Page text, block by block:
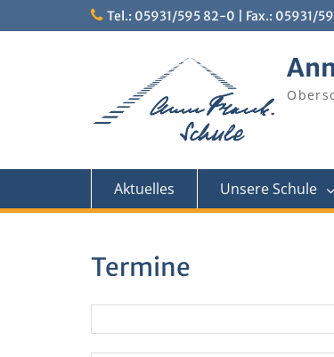
to
Tel.: 05931/595 82-0 | Fax.: 05931/
Aktuelles Unsere Schule
Termine